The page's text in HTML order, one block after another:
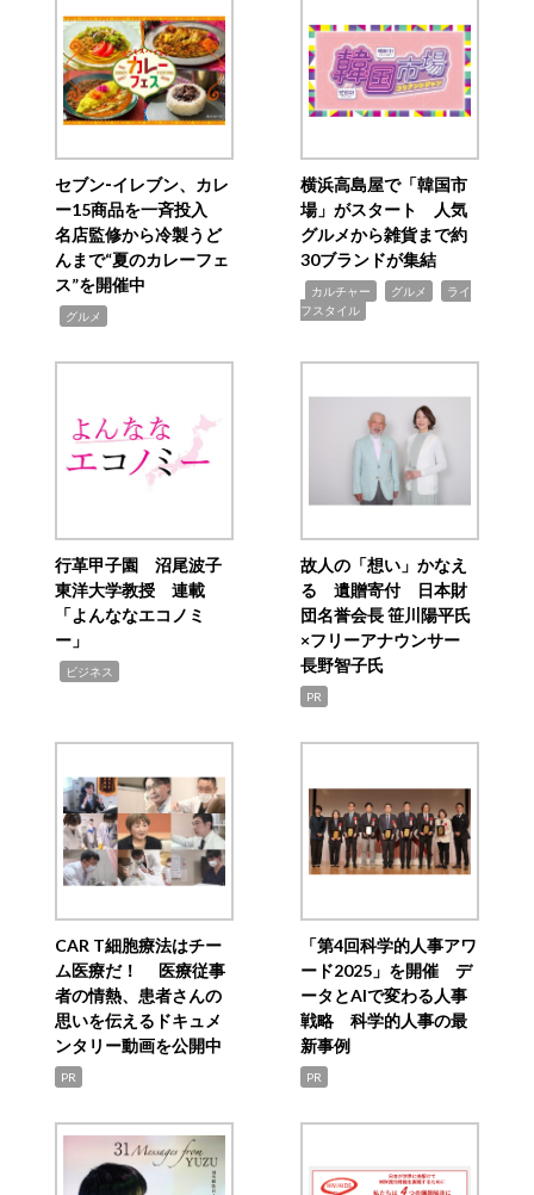
セブン‐イレブン、カレ
ー15商品を一斉投入
名店監修から冷製うど
んまで“夏のカレーフェ
ス”を開催中
グルメ
横浜高島屋で「韓国市
場」がスタート 人気
グルメから雑貨まで約
30ブランドが集結
カルチャー グルメ
ライ
フスタイル
行革甲子園 沼尾波子
東洋大学教授 連載
「よんななエコノミ
ー」
ビジネス
故人の「想い」かなえ
る 遺贈寄付 日本財
団名誉会長 笹川陽平氏
×フリーアナウンサー
長野智子氏
PR
CAR T細胞療法はチー
ム医療だ！ 医療従事
者の情熱、患者さんの
思いを伝えるドキュメ
ンタリー動画を公開中
PR
「第4回科学的人事アワ
ード2025」を開催 デ
ータとAIで変わる人事
戦略 科学的人事の最
新事例
PR